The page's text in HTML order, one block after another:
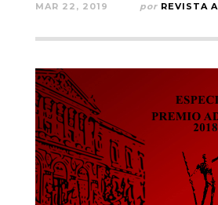
MAR 22, 2019 por REVISTA